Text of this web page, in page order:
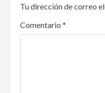
v
Tu dirección de correo
Comentario *